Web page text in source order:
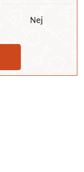
Nej